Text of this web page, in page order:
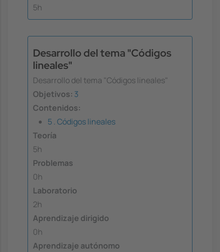
5h
Desarrollo del tema "Códigos
lineales"
Desarrollo del tema "Códigos lineales"
Objetivos: 3
Contenidos:
5 . Códigos lineales
Teoría
5h
Problemas
0h
Laboratorio
2h
Aprendizaje dirigido
0h
Aprendizaje autónomo